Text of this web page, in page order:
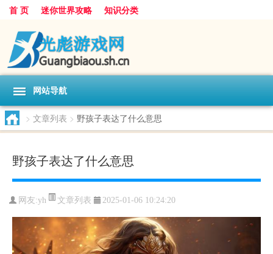
首 页 迷你世界攻略 知识分类
网站导航
> 文章列表 > 野孩子表达了什么意思
野孩子表达了什么意思
网友:yh 文章列表 2025-01-06 10:24:20